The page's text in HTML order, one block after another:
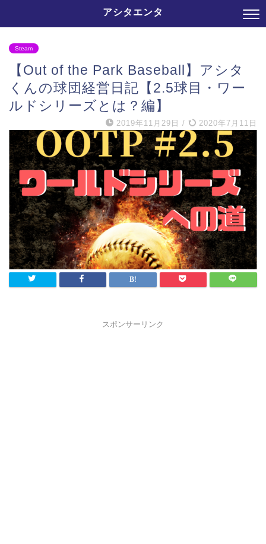
アシタエンタ
Steam
【Out of the Park Baseball】アシタ
くんの球団経営日記【2.5球目・ワー
ルドシリーズとは？編】
2019年11月29日 / 2020年7月11日
スポンサーリンク